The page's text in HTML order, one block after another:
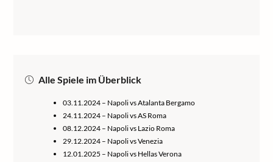
Alle Spiele im Überblick
03.11.2024 – Napoli vs Atalanta Bergamo
24.11.2024 – Napoli vs AS Roma
08.12.2024 – Napoli vs Lazio Roma
29.12.2024 – Napoli vs Venezia
12.01.2025 – Napoli vs Hellas Verona